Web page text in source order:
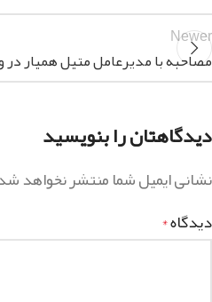
Newer
مصاحبه با مدیرعامل متیل همیار در
دیدگاهتان را بنویسید
نشانی ایمیل شما منتشر نخواهد
دیدگاه*